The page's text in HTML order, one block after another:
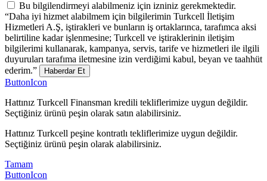
Bu bilgilendirmeyi alabilmeniz için izniniz gerekmektedir.
“Daha iyi hizmet alabilmem için bilgilerimin Turkcell İletişim
Hizmetleri A.Ş, iştirakleri ve bunların iş ortaklarınca, tarafımca aksi
belirtiline kadar işlenmesine; Turkcell ve iştiraklerinin iletişim
bilgilerimi kullanarak, kampanya, servis, tarife ve hizmetleri ile ilgili
duyuruları tarafıma iletmesine izin verdiğimi kabul, beyan ve taahhüt
ederim.”
Haberdar Et
ButtonIcon
Hattınız Turkcell Finansman kredili tekliflerimize uygun değildir.
Seçtiğiniz ürünü peşin olarak satın alabilirsiniz.
Hattınız Turkcell peşine kontratlı tekliflerimize uygun değildir.
Seçtiğiniz ürünü peşin olarak alabilirsiniz.
Tamam
ButtonIcon